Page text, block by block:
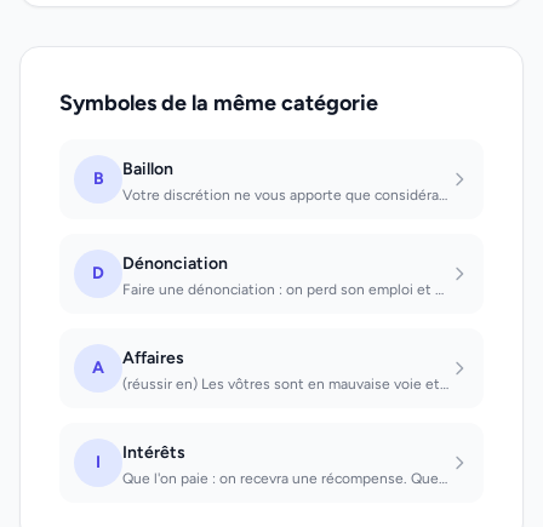
Symboles de la même catégorie
B Baillon
Votre discrétion ne vous apporte que considération et honneur
D Dénonciation
Faire une dénonciation : on perd son emploi et on s'efforcera sans succès d'en t...
A Affaires
(réussir en) Les vôtres sont en mauvaise voie et vous n'arriverez à rien (en fai...
I Intérêts
Que l'on paie : on recevra une récompense. Que l'on reçoit : il faudra payer pou...